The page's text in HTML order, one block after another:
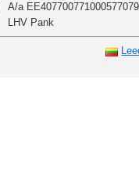
A/a EE407700771000577079
LHV Pank